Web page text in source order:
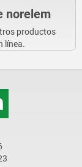
norelem
productos
línea.